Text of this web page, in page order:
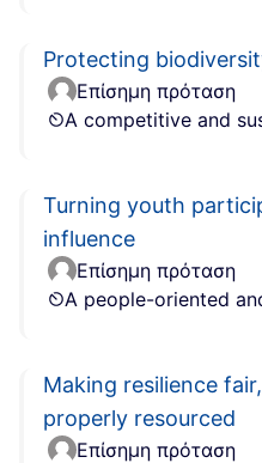
Protecting
Επίσημη πρόταση
A competitive and
Turning youth
influence
Επίσημη πρόταση
A people-oriented
Making resilience
properly resourced
Επίσημη πρόταση